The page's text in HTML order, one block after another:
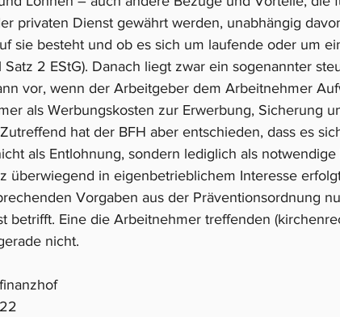
privaten Dienst gewährt werden, unabhängig
sie besteht und ob es sich um laufende oder um
Satz 2 EStG). Danach liegt zwar ein sogenannter
vor, wenn der Arbeitgeber dem Arbeitnehmer
als Werbungskosten zur Erwerbung, Sicherung
hat der BFH aber entschieden, dass es
als Entlohnung, sondern lediglich als
überwiegend in eigenbetrieblichem Interesse
Vorgaben aus der Präventionsordnung
betrifft. Eine die Arbeitnehmer treffenden
nicht.